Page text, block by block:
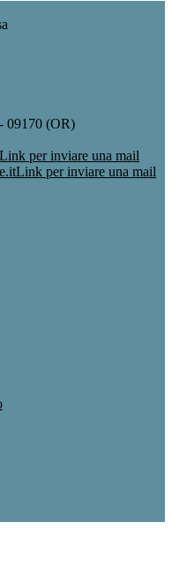
09170 (OR)
Link per inviare una mail
Link per inviare una mail